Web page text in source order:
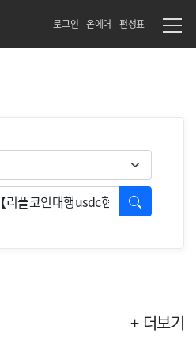
로그인 온에어 편성표
+ 더보기